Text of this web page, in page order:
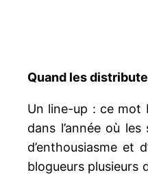
Quand les
Un line-up : ce mot
dans l’année où
d’enthousiasme et
blogueurs plusieurs